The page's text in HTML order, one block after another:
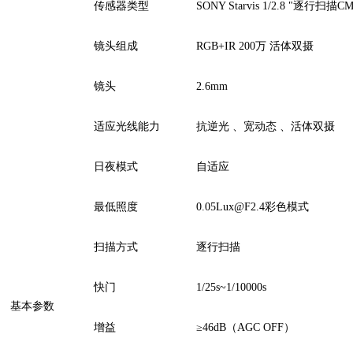
基本参数
传感器类型 SONY Starvis 1/2.8 "逐行扫描
镜头组成 RGB+IR 200万 活体双摄
镜头 2.6mm
适应光线能力 抗逆光 、宽动态 、活体双摄
日夜模式 自适应
最低照度 0.05Lux@F2.4彩色模式
扫描方式 逐行扫描
快门 1/25s~1/10000s
增益 ≥46dB（AGC OFF）